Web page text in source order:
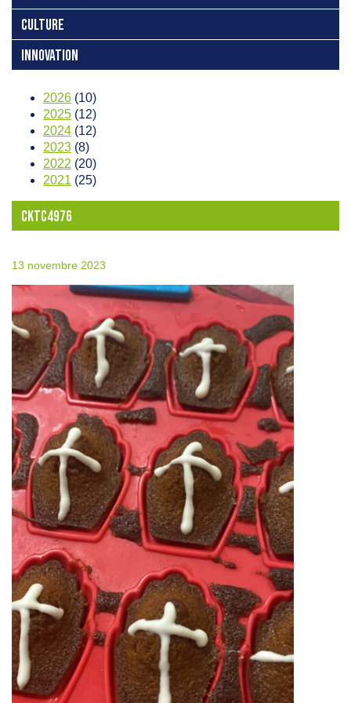
CULTURE
INNOVATION
2026 (10)
2025 (12)
2024 (12)
2023 (8)
2022 (20)
2021 (25)
CKTC4976
13 novembre 2023